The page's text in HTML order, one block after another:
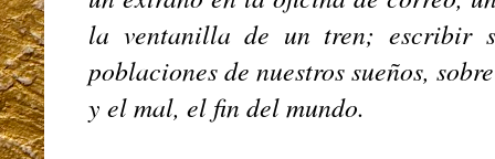
la ventanilla de un tren; escribir
poblaciones de nuestros sueños,
y el mal, el fin del mundo.